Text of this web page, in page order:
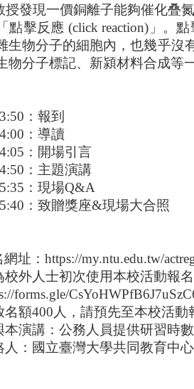
授發現一價銅離子能夠催化叠氮
點擊反應 (click reaction) 」。
生物分子的細胞內，也幾乎沒
物分子標記、新潁材料合成等
：報到
：導讀
：開場引言
：主題演講
：現場Q&A
：致贈獎座&現場大合照
址： https://my.ntu.edu.tw/
校外人士初次使用本校活動報
forms.gle/
名額400 人，請預先至本校活
本演講：公務人員提供研習時數
人：國立臺灣大學共同教育中